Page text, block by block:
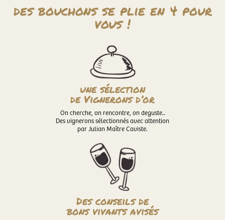
des bouchons se plie en 4 pour
vous !
une sélection
de Vignerons d’or
On cherche, on rencontre, on deguste..
Des vignerons sélectionnés avec attention
par Julian Maître Caviste.
Des conseils de
bons vivants avisés